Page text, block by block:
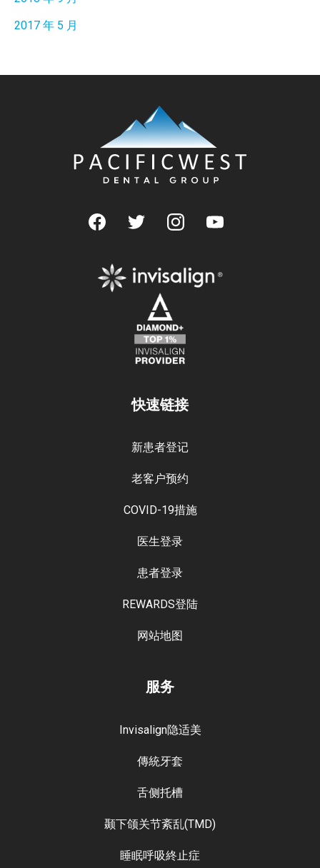
2017 年 5 月
快速链接
新患者登记
老客户预约
COVID-19措施
医生登录
患者登录
REWARDS登陆
网站地图
服务
Invisalign隐适美
傳統牙套
舌侧托槽
颞下颌关节紊乱(TMD)
睡眠呼吸終止症